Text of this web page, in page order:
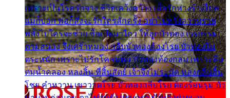
เพราะเป็นโรครักจาง ชีวิตเคว้งคว้าง เมื่อรักห่างร้างไกล
แม่ก็บอก พ่อก็สั่งจะรักใครสักครั้ง อย่าไปหวังความรวย
พลั้งไปใครจะช่วย ซื้อเปลมาไกว ให้ลูกบัวทอง เวรกรรม
ตามสนอง จึงเศร้าหมอง กลีบบัวทองต้องโรย บัวทองไม่
ตระหนัก เพราะไม่รักโคลนตม บัวทองท้องกลม เพราะลืม
ตมน้ำคลอง หลงลิ้น ที่สิ้นสัตย์ เจ้าจึงไม่ระมัด หลงกลิ่นลิ้น
โชย คำหวาน เขาวาดโรย บัวทองกลีบโรย ต้องร้อนรุม บัว